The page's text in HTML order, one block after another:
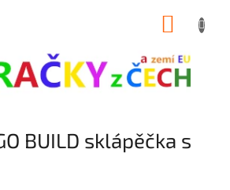
BUILD sklápěčka s